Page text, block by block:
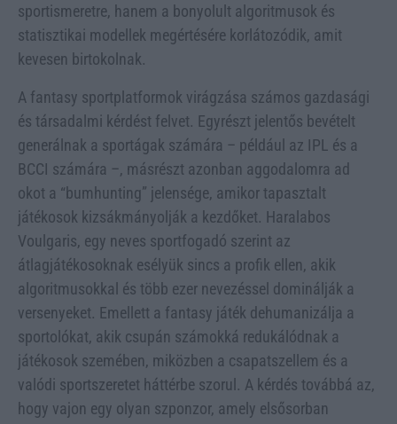
sportismeretre, hanem a bonyolult algoritmusok és
statisztikai modellek megértésére korlátozódik, amit
kevesen birtokolnak.
A fantasy sportplatformok virágzása számos gazdasági
és társadalmi kérdést felvet. Egyrészt jelentős bevételt
generálnak a sportágak számára – például az IPL és a
BCCI számára –, másrészt azonban aggodalomra ad
okot a “bumhunting” jelensége, amikor tapasztalt
játékosok kizsákmányolják a kezdőket. Haralabos
Voulgaris, egy neves sportfogadó szerint az
átlagjátékosoknak esélyük sincs a profik ellen, akik
algoritmusokkal és több ezer nevezéssel dominálják a
versenyeket. Emellett a fantasy játék dehumanizálja a
sportolókat, akik csupán számokká redukálódnak a
játékosok szemében, miközben a csapatszellem és a
valódi sportszeretet háttérbe szorul. A kérdés továbbá az,
hogy vajon egy olyan szponzor, amely elsősorban